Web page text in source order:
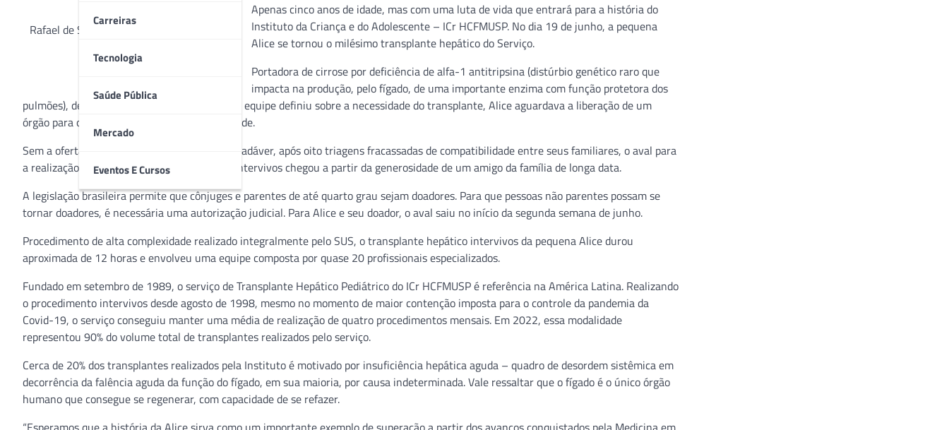
Carreiras
Tecnologia
Saúde Pública
Mercado
Eventos E Cursos
Rafael de Souza Reis (pai) e Alice Bresson
Apenas cinco anos de idade, mas com uma luta de vida que entrará para a história do
Instituto da Criança e do Adolescente – ICr HCFMUSP. No dia 19 de junho, a pequena
Alice se tornou o milésimo transplante hepático do Serviço.
Portadora de cirrose por deficiência de alfa-1 antitripsina (distúrbio genético raro que
impacta na produção, pelo fígado, de uma importante enzima com função protetora dos
pulmões), desde novembro de 2022, quando a equipe definiu sobre a necessidade do transplante, Alice aguardava a liberação de um
órgão para o procedimento de alta complexidade.
Sem a oferta do órgão a partir de um doador cadáver, após oito triagens fracassadas de compatibilidade entre seus familiares, o aval para
a realização do transplante pela modalidade intervivos chegou a partir da generosidade de um amigo da família de longa data.
A legislação brasileira permite que cônjuges e parentes de até quarto grau sejam doadores. Para que pessoas não parentes possam se
tornar doadores, é necessária uma autorização judicial. Para Alice e seu doador, o aval saiu no início da segunda semana de junho.
Procedimento de alta complexidade realizado integralmente pelo SUS, o transplante hepático intervivos da pequena Alice durou
aproximada de 12 horas e envolveu uma equipe composta por quase 20 profissionais especializados.
Fundado em setembro de 1989, o serviço de Transplante Hepático Pediátrico do ICr HCFMUSP é referência na América Latina. Realizando
o procedimento intervivos desde agosto de 1998, mesmo no momento de maior contenção imposta para o controle da pandemia da
Covid-19, o serviço conseguiu manter uma média de realização de quatro procedimentos mensais. Em 2022, essa modalidade
representou 90% do volume total de transplantes realizados pelo serviço.
Cerca de 20% dos transplantes realizados pela Instituto é motivado por insuficiência hepática aguda – quadro de desordem sistêmica em
decorrência da falência aguda da função do fígado, em sua maioria, por causa indeterminada. Vale ressaltar que o fígado é o único órgão
humano que consegue se regenerar, com capacidade de se refazer.